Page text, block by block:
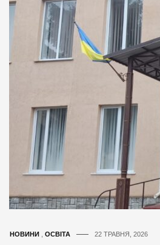
НОВИНИ ОСВІТА 22 ТРАВНЯ, 2026